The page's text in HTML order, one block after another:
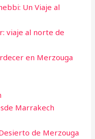
Un Viaje al
viaje al norte de
en Merzouga
Marrakech
de Merzouga